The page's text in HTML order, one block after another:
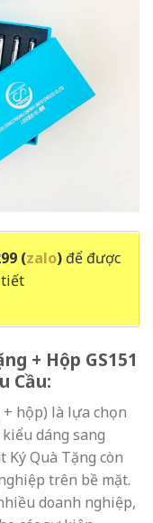
(zalo)để được
+ Hộp GS151
Cầu:
+ hộp) là lựa chọn
dáng sang
Quà Tặng còn
trên bề mặt.
doanh nghiệp,